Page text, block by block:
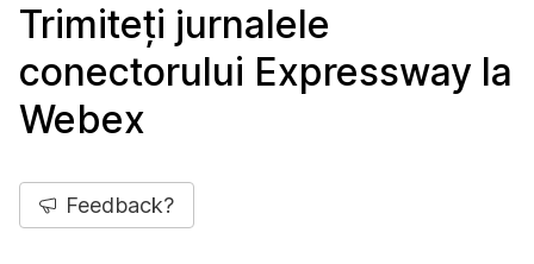
Trimiteți jurnalele
conectorului Expressway la
Webex
Feedback?